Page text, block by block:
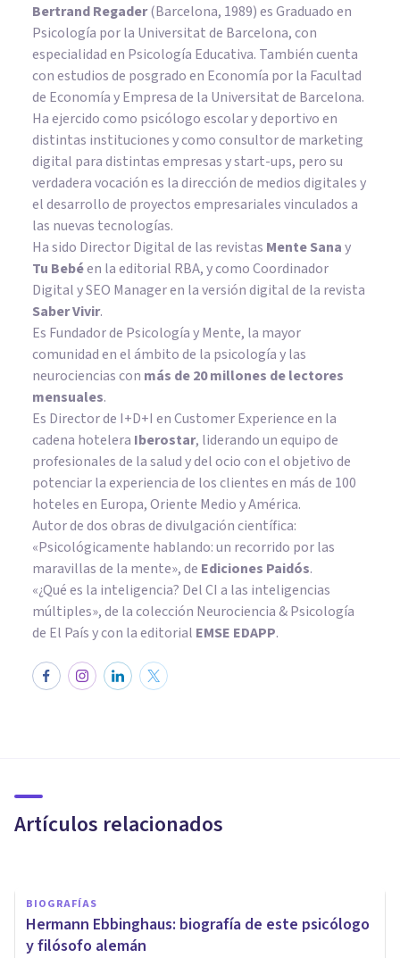
Bertrand Regader(Barcelona, 1989) es Graduado en
Psicología por la Universitat de Barcelona, con
especialidad en Psicología Educativa. También cuenta
con estudios de posgrado en Economía por la Facultad
de Economía y Empresa de la Universitat de Barcelona.
Ha ejercido como psicólogo escolar y deportivo en
distintas instituciones y como consultor de marketing
digital para distintas empresas y start-ups, pero su
verdadera vocación es la dirección de medios digitales y
el desarrollo de proyectos empresariales vinculados a
las nuevas tecnologías.
Ha sido Director Digital de las revistas Mente Sanay
Tu Bebéen la editorial RBA, y como Coordinador
Digital y SEO Manager en la versión digital de la revista
Saber Vivir.
Es Fundador de Psicología y Mente, la mayor
comunidad en el ámbito de la psicología y las
neurociencias con más de 20 millones de lectores
mensuales.
Es Director de I+D+I en Customer Experience en la
cadena hotelera Iberostar, liderando un equipo de
profesionales de la salud y del ocio con el objetivo de
potenciar la experiencia de los clientes en más de 100
hoteles en Europa, Oriente Medio y América.
Autor de dos obras de divulgación científica:
«Psicológicamente hablando: un recorrido por las
maravillas de la mente», de Ediciones Paidós.
«¿Qué es la inteligencia? Del CI a las inteligencias
múltiples», de la colección Neurociencia & Psicología
de El País y con la editorial EMSE EDAPP.
Artículos relacionados
alemán
BIOGRAFÍAS
Hermann Ebbinghaus: biografía de este psicólogo
y filósofo alemán